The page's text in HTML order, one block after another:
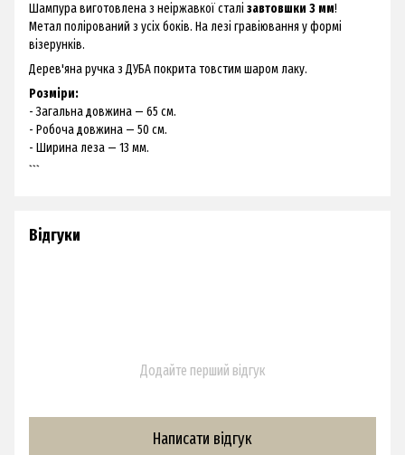
Шампура виготовлена з неіржавкої сталі завтовшки 3 мм!
Метал полірований з усіх боків. На лезі гравіювання у формі
візерунків.
Дерев'яна ручка з ДУБА покрита товстим шаром лаку.
Розміри:
- Загальна довжина — 65 см.
- Робоча довжина — 50 см.
- Ширина леза — 13 мм.
```
Відгуки
Додайте перший відгук
Написати відгук